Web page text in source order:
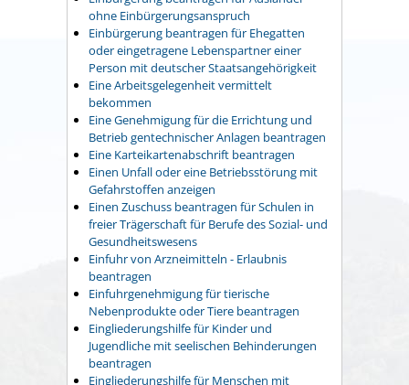
ohne Einbürgerungsanspruch
Einbürgerung beantragen für Ehegatten
oder eingetragene Lebenspartner einer
Person mit deutscher Staatsangehörigkeit
Eine Arbeitsgelegenheit vermittelt
bekommen
Eine Genehmigung für die Errichtung und
Betrieb gentechnischer Anlagen beantragen
Eine Karteikartenabschrift beantragen
Einen Unfall oder eine Betriebsstörung mit
Gefahrstoffen anzeigen
Einen Zuschuss beantragen für Schulen in
freier Trägerschaft für Berufe des Sozial- und
Gesundheitswesens
Einfuhr von Arzneimitteln - Erlaubnis
beantragen
Einfuhrgenehmigung für tierische
Nebenprodukte oder Tiere beantragen
Eingliederungshilfe für Kinder und
Jugendliche mit seelischen Behinderungen
beantragen
Eingliederungshilfe für Menschen mit